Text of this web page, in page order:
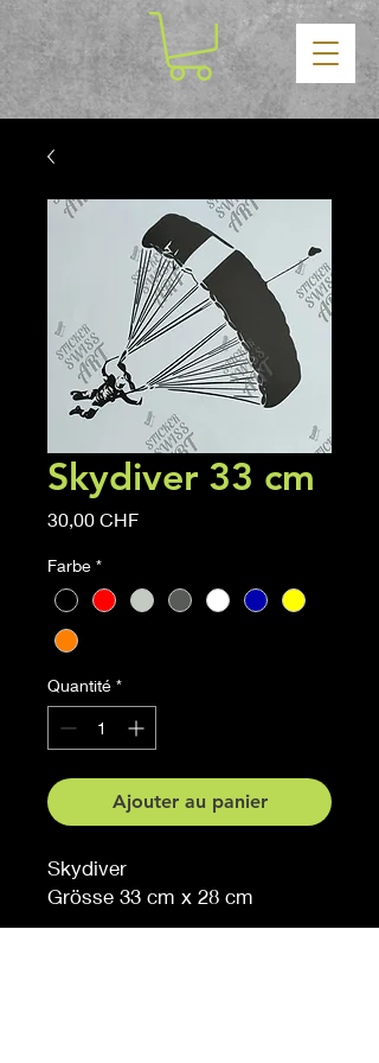
Skydiver 33 cm
30,00 CHFPrix
Farbe *
Quantité *
Ajouter au panier
Skydiver
Grösse 33 cm x 28 cm